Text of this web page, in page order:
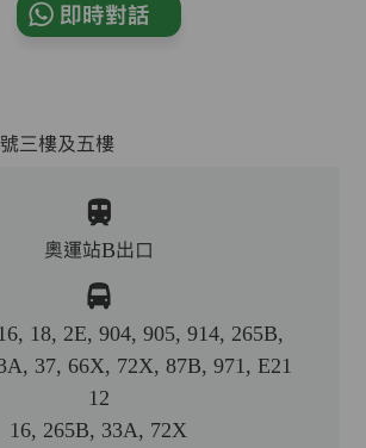
即時對話
三樓及五樓
奧運站B出口
18, 2E, 904, 905, 914, 265B,
37, 66X, 72X, 87B, 971, E21
12
16, 265B, 33A, 72X